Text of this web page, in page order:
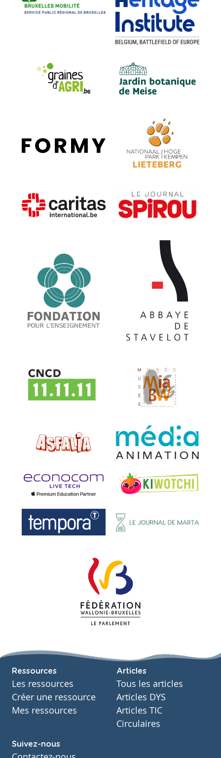
Ressources
Les ressources
Créer une ressource
Mes ressources
Articles
Tous les articles
Articles DYS
Articles TIC
Circulaires
Suivez-nous